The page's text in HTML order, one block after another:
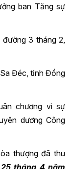
ban Tăng sự
3 tháng 2,
Đéc, tỉnh Đồng
chương vì sự
dương Công
thượng đã thu
tháng 4 năm